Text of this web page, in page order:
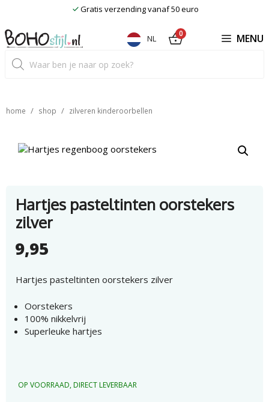
de
inhoud
Gratis verzending vanaf 50 euro
zoeken
NL 0 MENU
home / shop / zilveren kinderoorbellen
Hartjes pasteltinten oorstekers
zilver
9,95
Hartjes pasteltinten oorstekers zilver
Oorstekers
100% nikkelvrij
Superleuke hartjes
OP VOORRAAD, DIRECT LEVERBAAR